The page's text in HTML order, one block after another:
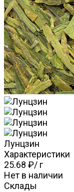
Лунцзин
Характеристики
25.68 ₽/ г
Нет в наличии
Склады